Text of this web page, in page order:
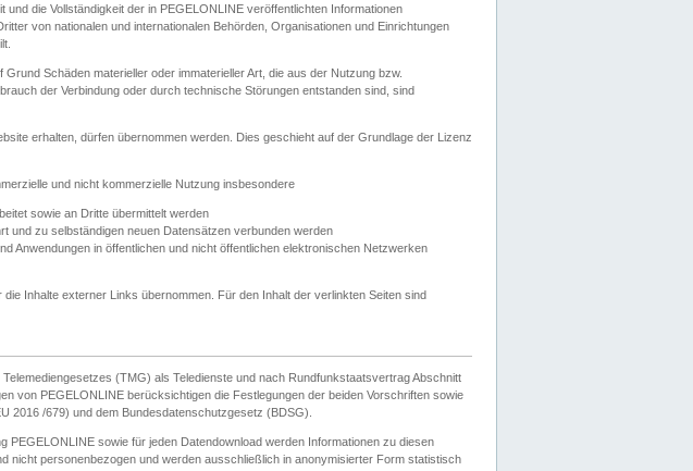
die Vollständigkeit der in PEGELONLINE veröffentlichten Informationen
von nationalen und internationalen Behörden, Organisationen und Einrichtungen
Schäden materieller oder immaterieller Art, die aus der Nutzung bzw.
der Verbindung oder durch technische Störungen entstanden sind, sind
erhalten, dürfen übernommen werden. Dies geschieht auf der Grundlage der Lizenz
und nicht kommerzielle Nutzung insbesondere
sowie an Dritte übermittelt werden
und zu selbständigen neuen Datensätzen verbunden werden
Anwendungen in öffentlichen und nicht öffentlichen elektronischen Netzwerken
Inhalte externer Links übernommen. Für den Inhalt der verlinkten Seiten sind
(TMG) als Teledienste und nach Rundfunkstaatsvertrag Abschnitt
von PEGELONLINE berücksichtigen die Festlegungen der beiden Vorschriften sowie
2016 /679) und dem Bundesdatenschutzgesetz (BDSG).
PEGELONLINE sowie für jeden Datendownload werden Informationen zu diesen
nicht personenbezogen und werden ausschließlich in anonymisierter Form statistisch